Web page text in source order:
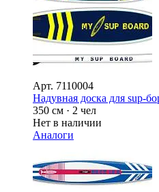
Арт. 7110004
Надувная доска для sup-
350 см · 2 чел
Нет в наличии
Аналоги